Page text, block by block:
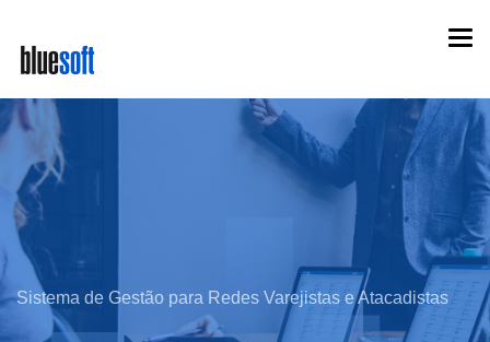
main
content
Sistema de Gestão para Redes Varejistas e Atacadistas